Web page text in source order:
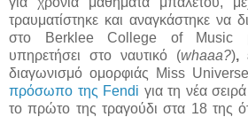
τραυματίστηκε και αναγκάστηκε να
στο Berklee College of Music
υπηρετήσει στο ναυτικό (whaaa?),
διαγωνισμό ομορφιάς Miss
πρόσωπο της Fendi για τη νέα
το πρώτο της τραγούδι στα 18 της